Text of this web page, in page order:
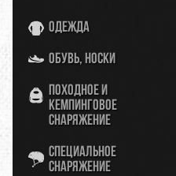
Одежда
Обувь, носки
Походное и
кемпинговое
снаряжение
Специальное
снаряжение